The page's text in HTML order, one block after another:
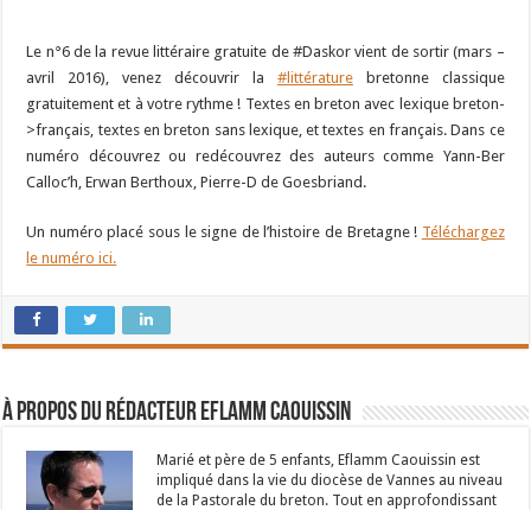
Le n°6 de la revue littéraire gratuite de‪#‎Daskor‬ vient de sortir (mars –
avril 2016), venez découvrir la ‪#‎littérature‬bretonne classique
gratuitement et à votre rythme ! Textes en breton avec lexique breton-
>français, textes en breton sans lexique, et textes en français. Dans ce
numéro découvrez ou redécouvrez des auteurs comme Yann-Ber
Calloc’h, Erwan Berthoux, Pierre-D de Goesbriand.
Un numéro placé sous le signe de l’histoire de Bretagne ! Téléchargez
le numéro ici.
À propos du rédacteur Eflamm Caouissin
Marié et père de 5 enfants, Eflamm Caouissin est
impliqué dans la vie du diocèse de Vannes au niveau
de la Pastorale du breton. Tout en approfondissant